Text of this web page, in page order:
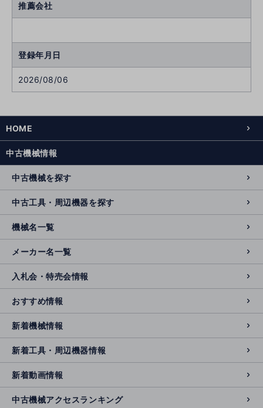
推薦会社
登録年月日
2026/08/06
HOME
中古機械情報
中古機械を探す
中古工具・周辺機器を探す
機械名一覧
メーカー名一覧
入札会・特売会情報
おすすめ情報
新着機械情報
新着工具・周辺機器情報
新着動画情報
中古機械アクセスランキング